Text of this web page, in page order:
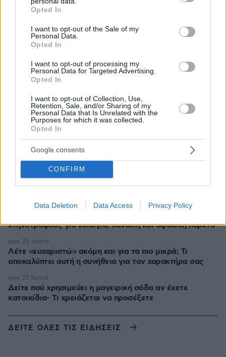
grant or deny consent to Google and its third-party tags to
use your data for below specified purposes in below Google
consent section.
Opted In
I want to opt-out of the Sale of my
Personal Data.
Opted In
I want to opt-out of processing my
Personal Data for Targeted Advertising.
Opted In
I want to opt-out of Collection, Use,
Retention, Sale, and/or Sharing of my
Personal Data that Is Unrelated with the
Purposes for which it was collected.
Opted In
Google consents
CONFIRM
Data Deletion Data Access Privacy Policy
θάνατο της Λένας Σαμαρά δημοσίευσε ο αδερφός της,
Κώστας
πριν 13 λεπτά
«Το σπασμένο είναι πιο αρρενωπό»: Ρώσοι
καταστρέφουν τα πανάκριβα iPhone 17 για να δείχνουν
«πιο άνδρες» (vid)
«Ξυπνούσε έως και εφτά φορές την νύχτα»: Η περίεργη
συνήθεια του Τζο Μπάιντεν πριν διαγνωστεί με καρκίνο
του προστάτη
πριν 15 λεπτά
Η απουσία μέσα στη νύχτα και η λεπτομέρεια στα
μηνύματα: Πώς η σύζυγος του Αφγανού ξεκίνησε να τον
υποπτεύεται για τη δολοφονία της Βρετανίδας στην
Κυψέλη
πριν 21 λεπτά
κτηνοτρόφους για ευλογιά, πανώλη και αφθώδη πυρετό
πριν 24 λεπτά
Λέτε «ευχαριστώ» ακόμη και για τα πιο μικρά; Τι
αποκαλύπτει αυτή η συνήθεια για τον χαρακτήρα σας
πριν 25 λεπτά
Δείτε πού χρησιμεύει η μαγειρική σόδα αν έχετε
κατοικίδια- Τι χρειάζεται να προσέξετε
πριν 27 λεπτά
ΔΕΙΤΕ ΟΛΕΣ ΤΙΣ ΕΙΔΗΣΕΙΣ